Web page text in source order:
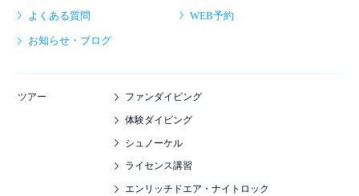
よくある質問 WEB予約
お知らせ・ブログ
ツアー ファンダイビング
体験ダイビング
シュノーケル
ライセンス講習
エンリッチドエア・ナイトロック